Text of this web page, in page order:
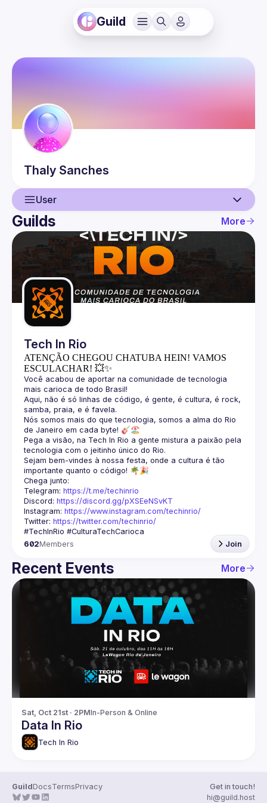
Guild
Thaly Sanches
User
User
Events
Guilds
Guilds More
Tech In Rio
ATENÇÃO CHEGOU CHATUBA HEIN! VAMOS
ESCULACHAR! 💥✨
Você acabou de aportar na comunidade de tecnologia
Aqui, não é só linhas de código, é gente, é cultura, é rock,
Nós somos mais do que tecnologia, somos a alma do Rio
Pega a visão, na Tech In Rio a gente mistura a paixão pela
Sejam bem-vindes à nossa festa, onde a cultura é tão
Telegram: https://t.me/techinrio
Discord: https://discord.gg/pXSEeNSvKT
Instagram: https://www.instagram.com/techinrio/
Twitter: https://twitter.com/techinrio/
602Members Join
Recent Events More
Sat, Oct 21st · 2PMIn-Person & Online
Data In Rio
Tech In Rio
GuildDocsTermsPrivacy
Get in touch!
hi@guild.host